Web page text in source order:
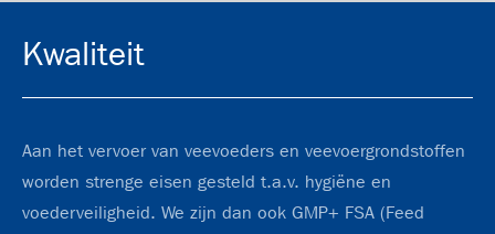
Kwaliteit
Aan het vervoer van veevoeders en veevoergrondstoffen
worden strenge eisen gesteld t.a.v. hygiëne en
voederveiligheid. We zijn dan ook GMP+ FSA (Feed